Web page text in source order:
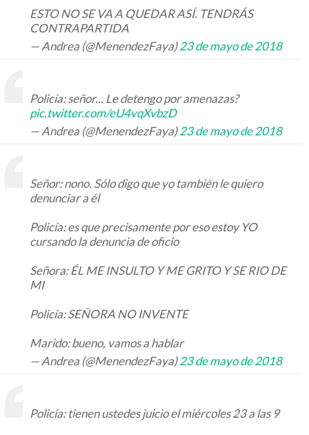
ESTO NO SE VA A QUEDAR ASÍ. TENDRÁS
CONTRAPARTIDA
— Andrea (@MenendezFaya)23 de mayo de 2018
Policía: señor... Le detengo por amenazas?
pic.twitter.com/eU4vqXvbzD
— Andrea (@MenendezFaya)23 de mayo de 2018
Señor: nono. Sólo digo que yo también le quiero
denunciar a él
Policía: es que precisamente por eso estoy YO
cursando la denuncia de oficio
Señora: ÉL ME INSULTO Y ME GRITO Y SE RIO DE
MI
Policía: SEÑORA NO INVENTE
Marido: bueno, vamos a hablar
— Andrea (@MenendezFaya)23 de mayo de 2018
Policía: tienen ustedes juicio el miércoles 23 a las 9